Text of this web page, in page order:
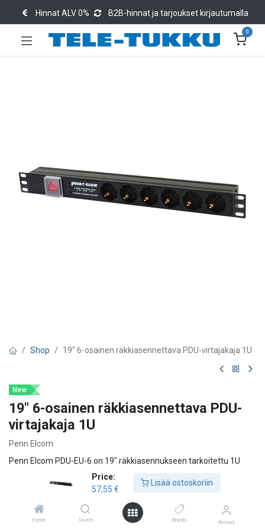
Price:
57,55 €
Lisää ostoskoriin
Home Search Brands Account
Hinnat ALV 0% B2B-hinnat ja tarjoukset kirjautumalla
0
Shop 19" 6-osainen räkkiasennettava PDU-virtajakaja 1U
New
19" 6-osainen räkkiasennettava PDU-
virtajakaja 1U
Penn Elcom
Penn Elcom PDU-EU-6 on 19" räkkiasennukseen tarkoitettu 1U
korkuinen virtajakaja, joka tarjoaa kuusi Schuko-pistorasiaa AV-, IT-
ja tietoliikennelaitteiden virransyöttöön. Laite on suunniteltu
siisti verkkovirran jakelu. Sisäänrakennettu ylijännite- ja
salamasuojaus sekä automaattisulakkeella toteutettu